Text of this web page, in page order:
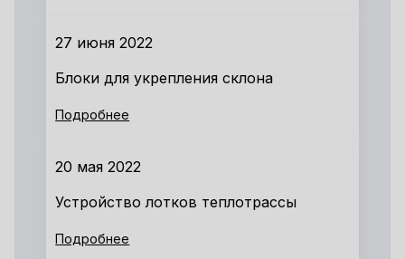
27 июня 2022
Блоки для укрепления склона
Подробнее
20 мая 2022
Устройство лотков теплотрассы
Подробнее